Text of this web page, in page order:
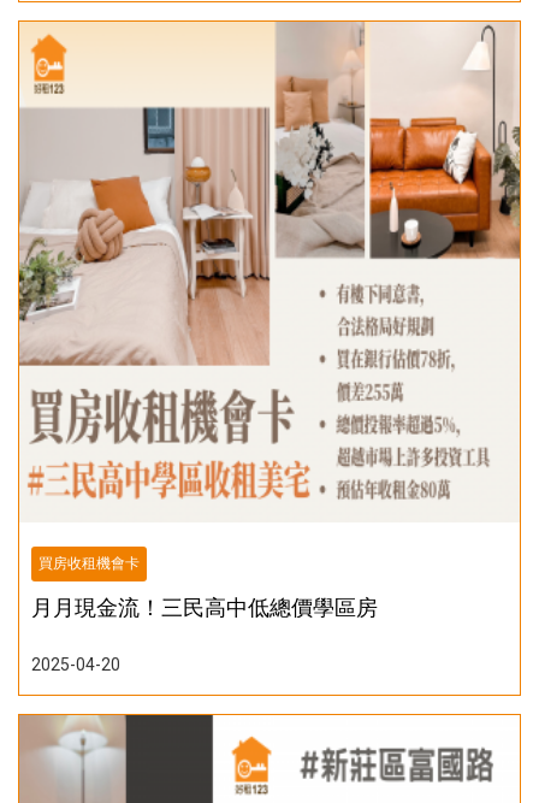
買房收租機會卡
月月現金流！三民高中低總價學區房
2025-04-20